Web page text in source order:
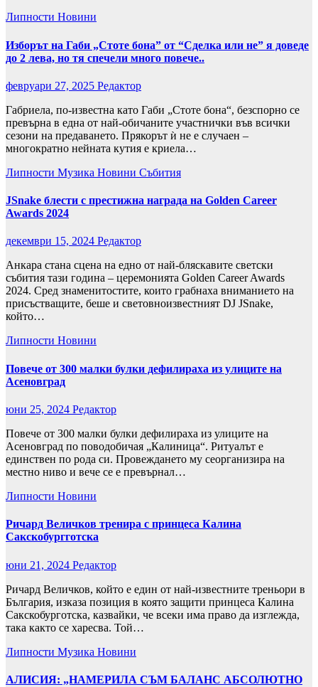
Липности Новини
Изборът на Габи „Стоте бона” от “Сделка или не” я доведе
до 2 лева, но тя спечели много повече..
февруари 27, 2025 Редактор
Габриела, по-известна като Габи „Стоте бона“, безспорно се
превърна в една от най-обичаните участнички във всички
сезони на предаването. Прякорът ѝ не е случаен –
многократно нейната кутия е криела…
Липности Музика Новини Събития
JSnake блести с престижна награда на Golden Career
Awards 2024
декември 15, 2024 Редактор
Анкара стана сцена на едно от най-бляскавите светски
събития тази година – церемонията Golden Career Awards
2024. Сред знаменитостите, които грабнаха вниманието на
присъстващите, беше и световноизвестният DJ JSnake,
който…
Липности Новини
Повече от 300 малки булки дефилираха из улиците на
Асеновград
юни 25, 2024 Редактор
Повече от 300 малки булки дефилираха из улиците на
Асеновград по поводобичая „Калиница“. Ритуалът е
единствен по рода си. Провеждането му сеорганизира на
местно ниво и вече се е превърнал…
Липности Новини
Ричард Величков тренира с принцеса Калина
Сакскобургготска
юни 21, 2024 Редактор
Ричард Величков, който е един от най-известните треньори в
България, изказа позиция в която защити принцеса Калина
Сакскобурготска, казвайки, че всеки има право да изглежда,
така както се харесва. Той…
Липности Музика Новини
АЛИСИЯ: „НАМЕРИЛА СЪМ БАЛАНС АБСОЛЮТНО